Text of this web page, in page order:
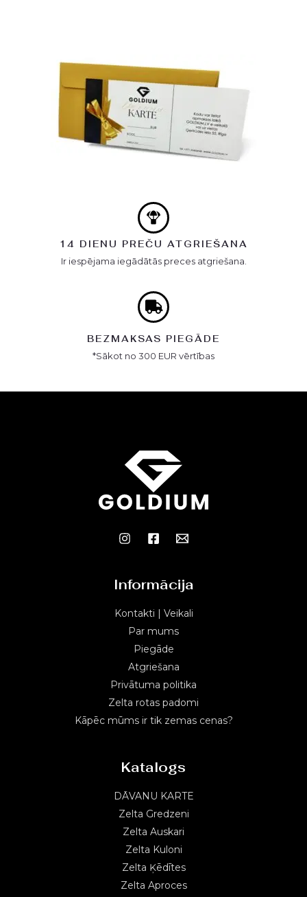
14 DIENU PREČU ATGRIEŠANA
Ir iespējama iegādātās preces atgriešana.
BEZMAKSAS PIEGĀDE
*Sākot no 300 EUR vērtības
Informācija
Kontakti | Veikali
Par mums
Piegāde
Atgriešana
Privātuma politika
Zelta rotas padomi
Kāpēc mūms ir tik zemas cenas?
Katalogs
DĀVANU KARTE
Zelta Gredzeni
Zelta Auskari
Zelta Kuloni
Zelta Ķēdītes
Zelta Aproces